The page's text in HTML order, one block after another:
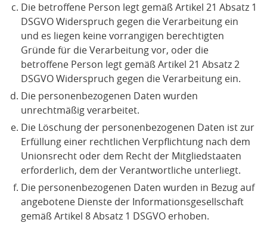
Die betroffene Person legt gemäß Artikel 21 Absatz 1
DSGVO Widerspruch gegen die Verarbeitung ein
und es liegen keine vorrangigen berechtigten
Gründe für die Verarbeitung vor, oder die
betroffene Person legt gemäß Artikel 21 Absatz 2
DSGVO Widerspruch gegen die Verarbeitung ein.
Die personenbezogenen Daten wurden
unrechtmäßig verarbeitet.
Die Löschung der personenbezogenen Daten ist zur
Erfüllung einer rechtlichen Verpflichtung nach dem
Unionsrecht oder dem Recht der Mitgliedstaaten
erforderlich, dem der Verantwortliche unterliegt.
Die personenbezogenen Daten wurden in Bezug auf
angebotene Dienste der Informationsgesellschaft
gemäß Artikel 8 Absatz 1 DSGVO erhoben.